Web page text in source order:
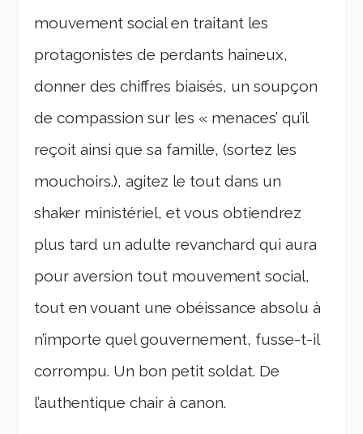
mouvement social en traitant les
protagonistes de perdants haineux,
donner des chiffres biaisés, un soupçon
de compassion sur les « menaces’ qu’il
reçoit ainsi que sa famille, (sortez les
mouchoirs.), agitez le tout dans un
shaker ministériel, et vous obtiendrez
plus tard un adulte revanchard qui aura
pour aversion tout mouvement social,
tout en vouant une obéissance absolu à
n’importe quel gouvernement, fusse-t-il
corrompu. Un bon petit soldat. De
l’authentique chair à canon.